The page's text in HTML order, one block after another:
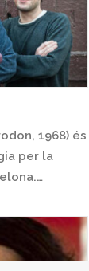
1968) és
per la